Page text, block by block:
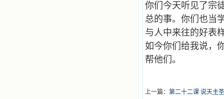
你们今天听见了宗
总的事。你们也当
与人中来往的好表
如今你们给我说，
帮他们。
上一篇： 第二十二课 说天主